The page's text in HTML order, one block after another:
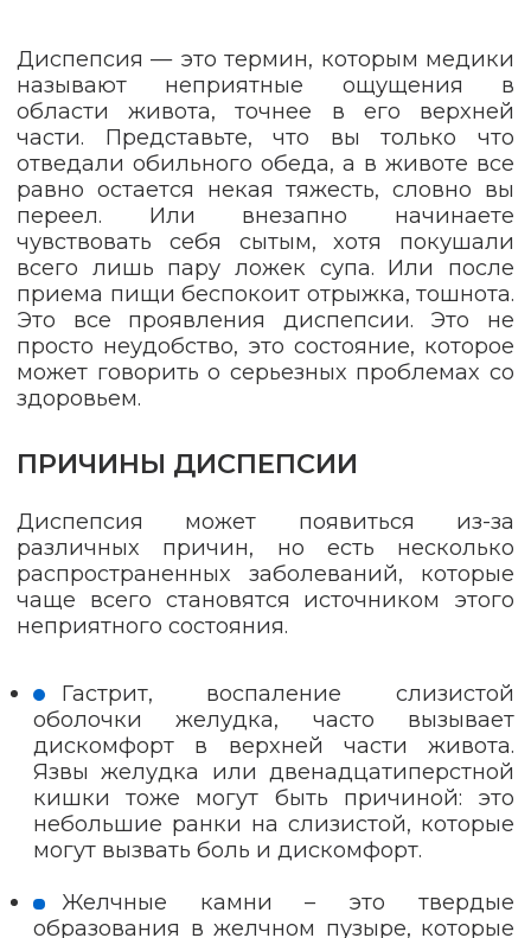
Диспепсия — это термин, которым медики
называют неприятные ощущения в
области живота, точнее в его верхней
части. Представьте, что вы только что
отведали обильного обеда, а в животе все
равно остается некая тяжесть, словно вы
переел. Или внезапно начинаете
чувствовать себя сытым, хотя покушали
всего лишь пару ложек супа. Или после
приема пищи беспокоит отрыжка, тошнота.
Это все проявления диспепсии. Это не
просто неудобство, это состояние, которое
может говорить о серьезных проблемах со
здоровьем.
ПРИЧИНЫ ДИСПЕПСИИ
Диспепсия может появиться из-за
различных причин, но есть несколько
распространенных заболеваний, которые
чаще всего становятся источником этого
неприятного состояния.
Гастрит, воспаление слизистой
оболочки желудка, часто вызывает
дискомфорт в верхней части живота.
Язвы желудка или двенадцатиперстной
кишки тоже могут быть причиной: это
небольшие ранки на слизистой, которые
могут вызвать боль и дискомфорт.
Желчные камни – это твердые
образования в желчном пузыре, которые